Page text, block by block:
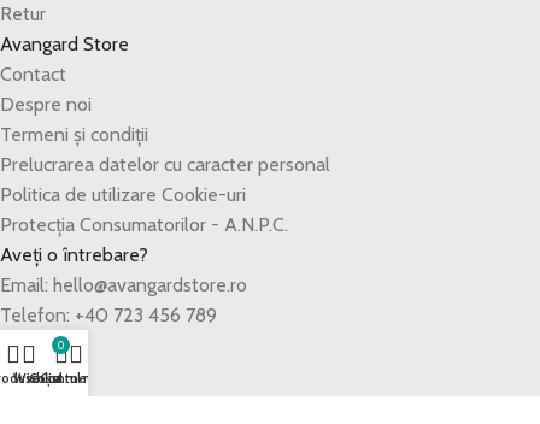
Retur
Avangard Store
Contact
Despre noi
Termeni și condiții
Prelucrarea datelor cu caracter personal
Politica de utilizare Cookie-uri
Protecția Consumatorilor - A.N.P.C.
Aveți o întrebare?
Email: hello@avangardstore.ro
Telefon: +40 723 456 789
Wishlist
0
Coșul meu
Contul meu